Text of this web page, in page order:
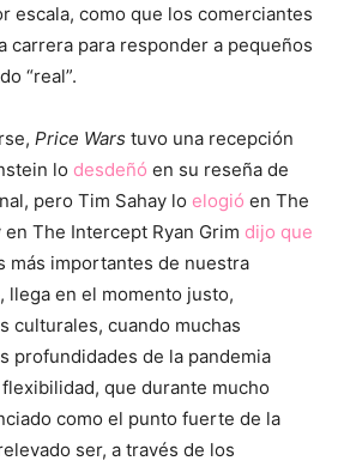
escala, como que los comerciantes
carrera para responder a pequeños
“real”.
Price Wars tuvo una recepción
lo desdeñó en su reseña de
pero Tim Sahay lo elogió en The
The Intercept Ryan Grim dijo que
más importantes de nuestra
llega en el momento justo,
culturales, cuando muchas
profundidades de la pandemia
que durante mucho
como el punto fuerte de la
ser, a través de los